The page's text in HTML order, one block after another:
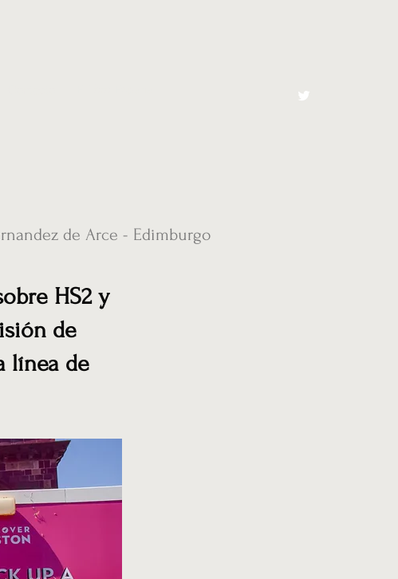
de Arce - Edimburgo
HS2 y
de
línea de